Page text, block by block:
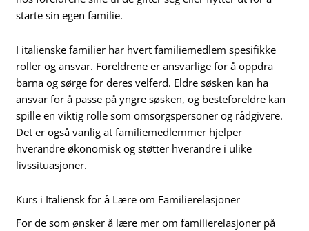
starte sin egen familie.
I italienske familier har hvert familiemedlem spesifikke
roller og ansvar. Foreldrene er ansvarlige for å oppdra
barna og sørge for deres velferd. Eldre søsken kan ha
ansvar for å passe på yngre søsken, og besteforeldre kan
spille en viktig rolle som omsorgspersoner og rådgivere.
Det er også vanlig at familiemedlemmer hjelper
hverandre økonomisk og støtter hverandre i ulike
livssituasjoner.
Kurs i Italiensk for å Lære om Familierelasjoner
For de som ønsker å lære mer om familierelasjoner på